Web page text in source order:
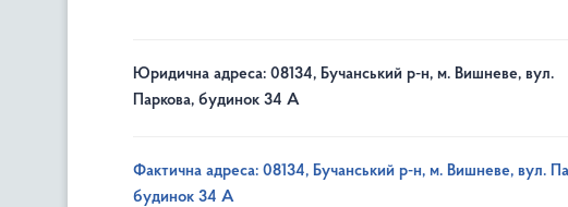
Юридична адреса: 08134, Бучанський р-н, м. Вишневе, вул.
Паркова, будинок 34 А
Фактична адреса: 08134, Бучанський р-н, м. Вишневе, вул.
будинок 34 А